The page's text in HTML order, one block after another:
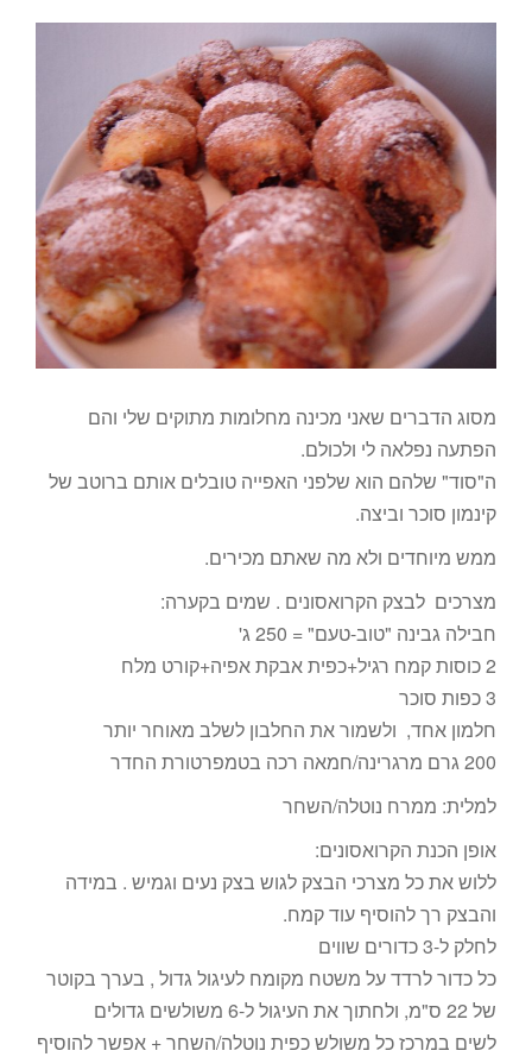
מסוג הדברים שאני מכינה מחלומות מתוקים שלי והם
הפתעה נפלאה לי ולכולם.
ה"סוד" שלהם הוא שלפני האפייה טובלים אותם ברוטב של
קינמון סוכר וביצה.
ממש מיוחדים ולא מה שאתם מכירים.
מצרכים לבצק הקרואסונים . שמים בקערה:
חבילה גבינה "טוב-טעם" = 250 ג'
2 כוסות קמח רגיל+כפית אבקת אפיה+קורט מלח
3 כפות סוכר
חלמון אחד, ולשמור את החלבון לשלב מאוחר יותר
200 גרם מרגרינה/חמאה רכה בטמפרטורת החדר
למלית: ממרח נוטלה/השחר
אופן הכנת הקרואסונים:
ללוש את כל מצרכי הבצק לגוש בצק נעים וגמיש . במידה
והבצק רך להוסיף עוד קמח.
לחלק ל-3 כדורים שווים
כל כדור לרדד על משטח מקומח לעיגול גדול , בערך בקוטר
של 22 ס"מ, ולחתוך את העיגול ל-6 משולשים גדולים
לשים במרכז כל משולש כפית נוטלה/השחר + אפשר להוסיף